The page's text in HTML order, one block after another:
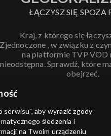
ŁĄCZYSZ SIĘ SPOZA
Kraj, z którego się
Zjednoczone , w związku z
na platformie TVP VOD
nieodstępna. Sprawdź, które
obejrzeć.
ANULUJ
aby wyrazić zgody
śledzenia i
na Twoim urządzeniu